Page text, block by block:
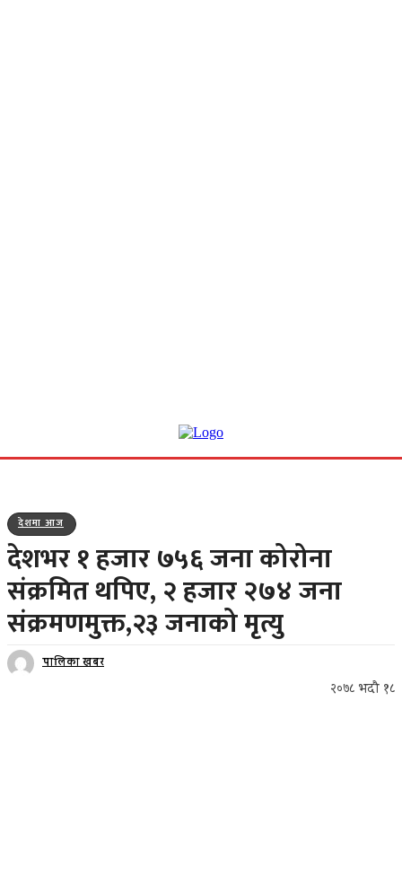
देशमा आज
देशभर १ हजार ७५६ जना कोरोना
संक्रमित थपिए, २ हजार २७४ जना
संक्रमणमुक्त,२३ जनाको मृत्यु
पालिका खबर
२०७८ भदौ १८